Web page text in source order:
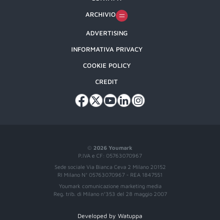
© 2026 Youmark
P.IVA e CF: 05763070967
Sede sociale Via Bianca Ceva 2 Milano 20152
RI Milano N° 05763070967 - REA 1847551
Youmark comunicazione marketing media
Reg. trib. di Milano n°353 del 28 maggio 2007
ARCHIVIO
ADVERTISING
INFORMATIVA PRIVACY
COOKIE POLICY
CREDIT
Developed by Watuppa